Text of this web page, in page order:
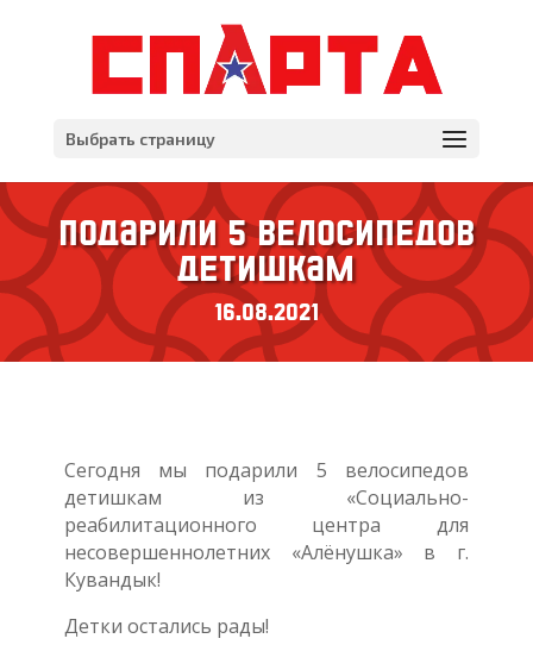
Выбрать страницу
Подарили 5 велосипедов
детишкам
16.08.2021
Сегодня мы подарили 5 велосипедов
детишкам из «Социально-
реабилитационного центра для
несовершеннолетних «Алёнушка» в г.
Кувандык!
Детки остались рады!